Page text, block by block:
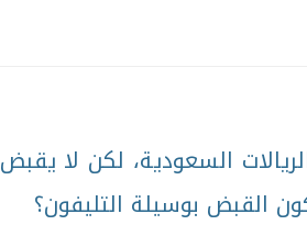
السعودية، لكن لا يقبض
القبض بوسيلة التليفون؟